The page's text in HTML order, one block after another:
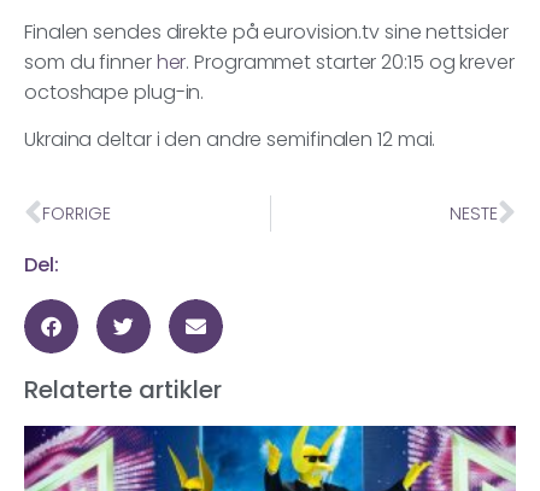
Finalen sendes direkte på eurovision.tv sine nettsider
som du finnerher. Programmet starter 20:15 og krever
octoshape plug-in.
Ukraina deltar i den andre semifinalen 12 mai.
FORRIGE NESTE
Del:
Relaterte artikler